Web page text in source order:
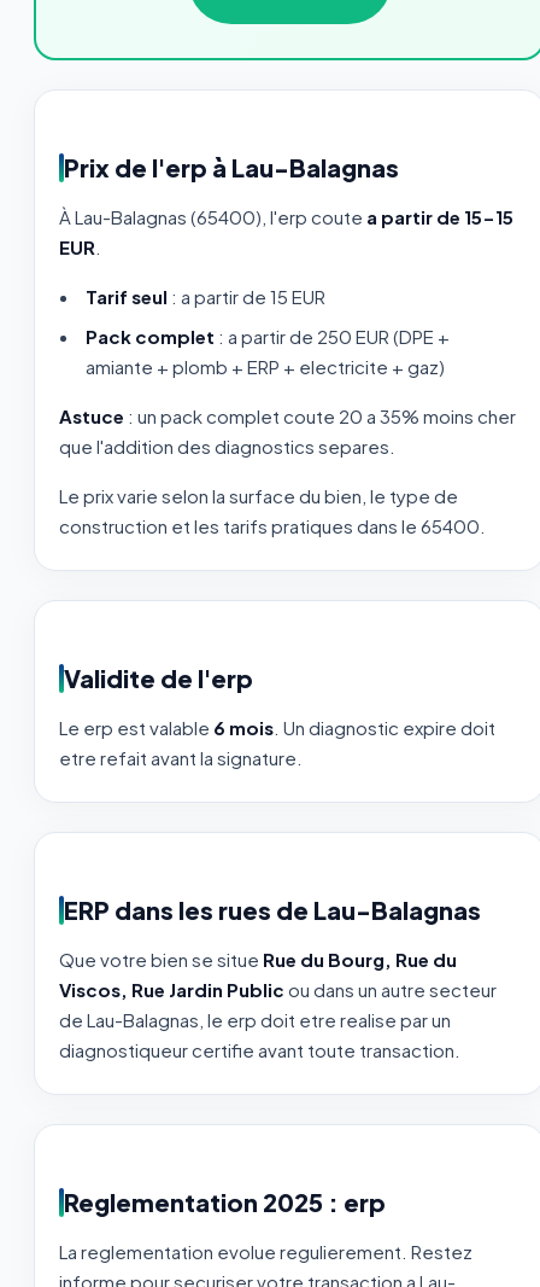
Prix de l'erp à Lau-Balagnas
À Lau-Balagnas (65400), l'erp coute a partir de 15-15
EUR
Tarif seul : a partir de 15 EUR
Pack complet : a partir de 250 EUR (DPE +
amiante + plomb + ERP + electricite + gaz)
Astuce : un pack complet coute 20 a 35% moins cher
que l'addition des diagnostics separes.
Le prix varie selon la surface du bien, le type de
construction et les tarifs pratiques dans le 65400.
Validite de l'erp
Le erp est valable 6 mois . Un diagnostic expire doit
etre refait avant la signature.
ERP dans les rues de Lau-Balagnas
Que votre bien se situe Rue du Bourg, Rue du
Viscos, Rue Jardin Public ou dans un autre secteur
de Lau-Balagnas, le erp doit etre realise par un
diagnostiqueur certifie avant toute transaction.
Reglementation 2025 : erp
La reglementation evolue regulierement. Restez
informe pour securiser votre transaction a Lau-